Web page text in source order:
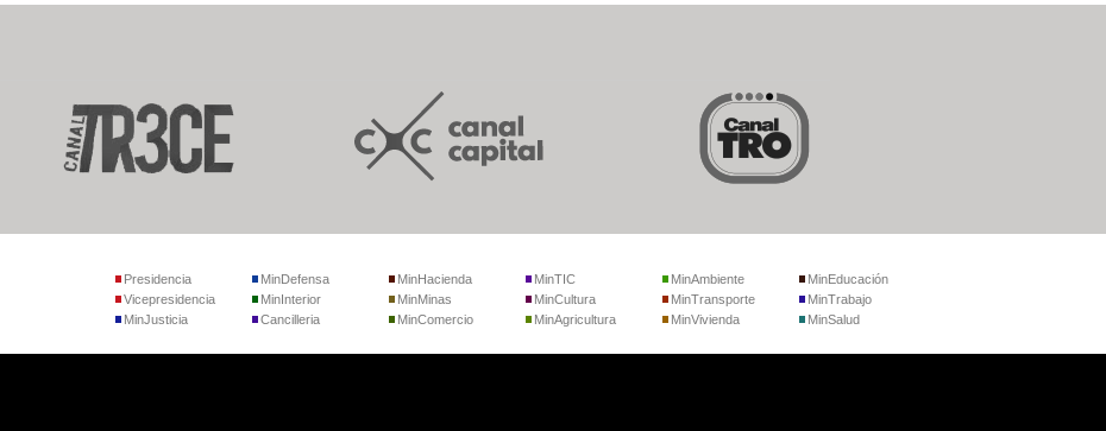
Presidencia
Vicepresidencia
MinJusticia
MinDefensa
MinInterior
Cancilleria
MinHacienda
MinMinas
MinComercio
MinTIC
MinCultura
MinAgricultura
MinAmbiente
MinTransporte
MinVivienda
MinEducación
MinTrabajo
MinSalud